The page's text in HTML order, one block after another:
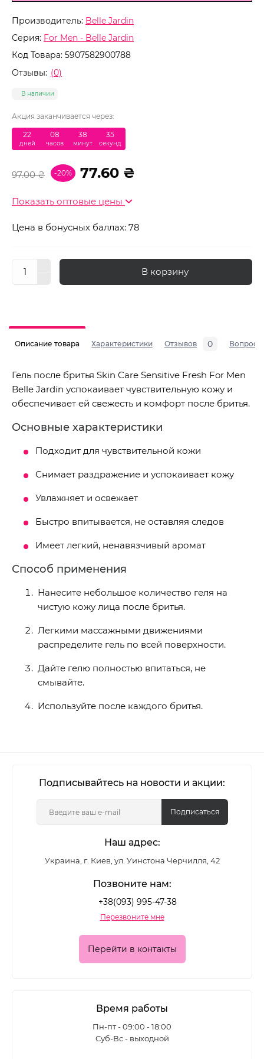
Производитель: Belle Jardin
Серия: For Men - Belle Jardin
Код Товара: 5907582900788
Отзывы: (0)
В наличии
Акция заканчивается через:
22
дней
08
часов
38
минут
34
секунд
97.00 ₴ -20% 77.60 ₴
Показать оптовые цены
Цена в бонусных баллах: 78
В корзину
Описание товара Характеристики Отзывов 0 Вопросы
Гель после бритья Skin Care Sensitive Fresh For Men
Belle Jardin успокаивает чувствительную кожу и
обеспечивает ей свежесть и комфорт после бритья.
Основные характеристики
Подходит для чувствительной кожи
Снимает раздражение и успокаивает кожу
Увлажняет и освежает
Быстро впитывается, не оставляя следов
Имеет легкий, ненавязчивый аромат
Способ применения
Нанесите небольшое количество геля на
чистую кожу лица после бритья.
Легкими массажными движениями
распределите гель по всей поверхности.
Дайте гелю полностью впитаться, не
смывайте.
Используйте после каждого бритья.
Подписывайтесь на новости и акции:
Подписаться
Наш адрес:
Украина, г. Киев, ул. Уинстона Черчилля, 42
Позвоните нам:
+38(093) 995-47-38
Перезвоните мне
Перейти в контакты
Время работы
Пн-пт - 09:00 - 18:00
Суб-Вс - выходной